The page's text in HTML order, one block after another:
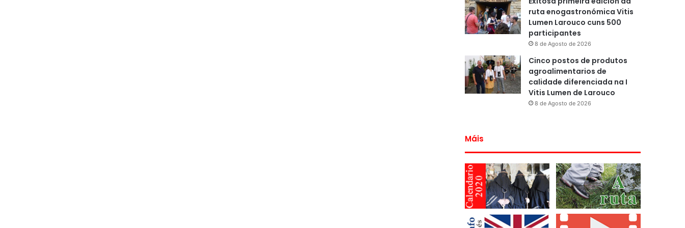
ruta enogastronómica Vitis
Lumen Larouco cuns 500
participantes
8 de Agosto de 2026
Cinco postos de produtos
agroalimentarios de
calidade diferenciada na I
Vitis Lumen de Larouco
8 de Agosto de 2026
Máis